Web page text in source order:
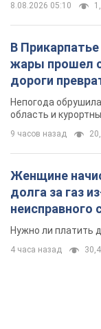
8.08.2026 05:10
В
жары прошел
дороги
Непогода
область и
9 часов назад
Женщине
долга за газ
неисправного
вынес
Нужно ли платить
4 часа назад